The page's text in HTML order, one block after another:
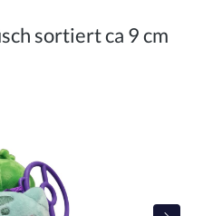
sortiert ca 9 cm